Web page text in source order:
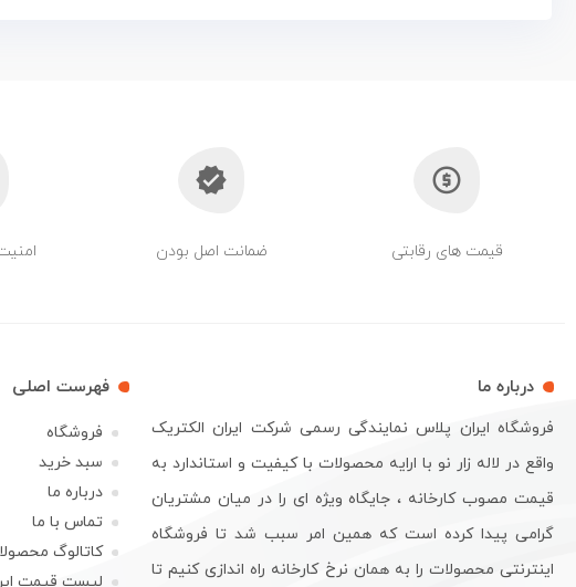
قیمت های رقابتی ضمانت اصل بودن
درباره ما
فروشگاه ایران پلاس نمایندگی رسمی شرکت ایران الکتریک
واقع در لاله زار نو با ارایه محصولات با کیفیت و استاندارد به
قیمت مصوب کارخانه ، جایگاه ویژه ای را در میان مشتریان
گرامی پیدا کرده است که همین امر سبب شد تا فروشگاه
اینترنتی محصولات را به همان نرخ کارخانه راه اندازی کنیم تا
فهرست اصلی
فروشگاه
سبد خرید
درباره ما
تماس با ما
کاتالوگ
لیست قیمت